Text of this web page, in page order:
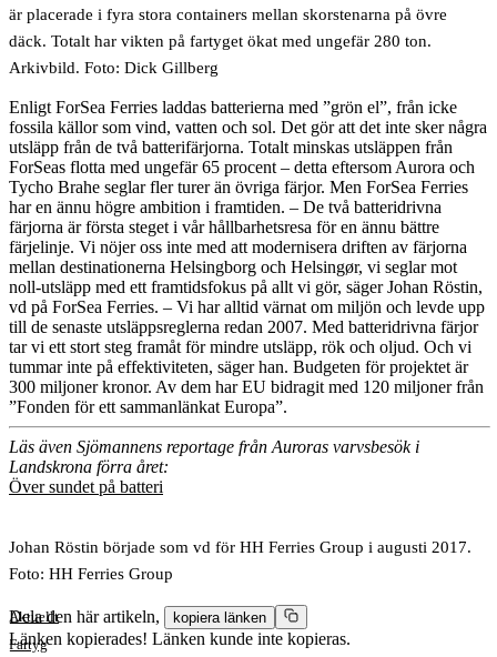
är placerade i fyra stora containers mellan skorstenarna på övre
däck. Totalt har vikten på fartyget ökat med ungefär 280 ton.
Arkivbild. Foto: Dick Gillberg
Enligt ForSea Ferries laddas batterierna med ”grön el”, från icke
fossila källor som vind, vatten och sol. Det gör att det inte sker några
utsläpp från de två batterifärjorna. Totalt minskas utsläppen från
ForSeas flotta med ungefär 65 procent – detta eftersom Aurora och
Tycho Brahe seglar fler turer än övriga färjor. Men ForSea Ferries
har en ännu högre ambition i framtiden. – De två batteridrivna
färjorna är första steget i vår hållbarhetsresa för en ännu bättre
färjelinje. Vi nöjer oss inte med att modernisera driften av färjorna
mellan destinationerna Helsingborg och Helsingør, vi seglar mot
noll-utsläpp med ett framtidsfokus på allt vi gör, säger Johan Röstin,
vd på ForSea Ferries. – Vi har alltid värnat om miljön och levde upp
till de senaste utsläppsreglerna redan 2007. Med batteridrivna färjor
tar vi ett stort steg framåt för mindre utsläpp, rök och oljud. Och vi
tummar inte på effektiviteten, säger han. Budgeten för projektet är
300 miljoner kronor. Av dem har EU bidragit med 120 miljoner från
”Fonden för ett sammanlänkat Europa”.
Läs även Sjömannens reportage från Auroras varvsbesök i
Landskrona förra året:
Över sundet på batteri
Johan Röstin började som vd för HH Ferries Group i augusti 2017.
Foto: HH Ferries Group
Aktuellt
Fartyg
Dela den här artikeln, kopiera länken
Länken kopierades! Länken kunde inte kopieras.